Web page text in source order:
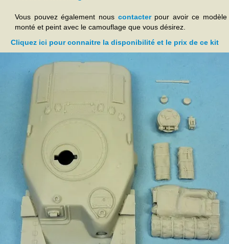
Vous pouvez également nous contacterpour avoir ce modèle
monté et peint avec le camouflage que vous désirez.
Cliquez ici pour connaitre la disponibilité et le prix de ce kit